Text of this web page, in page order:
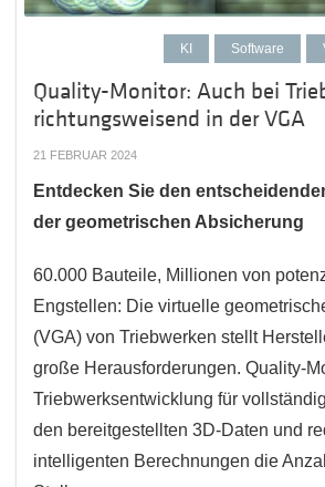
KI Software
Quality-Monitor: Auch bei
richtungsweisend in der VGA
21 FEBRUAR 2024
Entdecken Sie den
der geometrischen Absicherung
60.000 Bauteile, Millionen von
Engstellen: Die virtuelle
(VGA) von Triebwerken stellt
große Herausforderungen. Quality-
Triebwerksentwicklung für
den bereitgestellten 3D-Daten und
intelligenten Berechnungen die